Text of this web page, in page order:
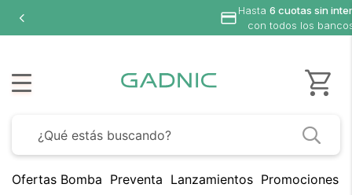
Hasta 6 cuotas sin
con todos los
Ofertas Bomba Preventa Lanzamientos Promociones